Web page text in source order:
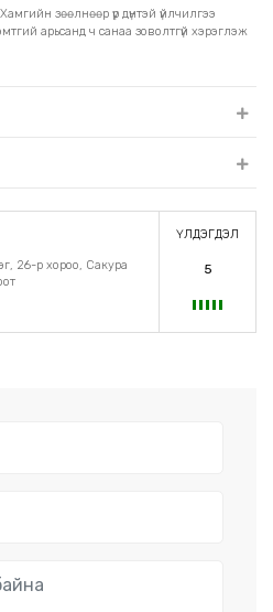
зөөлнөөр үр дүнтэй үйлчилгээ
арьсанд ч санаа зоволтгүй хэрэглэж
26-р хороо, Сакура
ҮЛДЭГДЭЛ
5